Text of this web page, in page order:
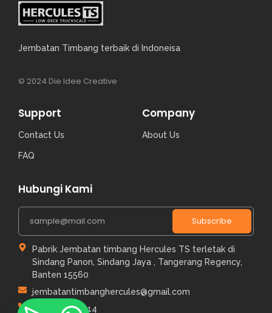
Jembatan Timbang terbaik di Indoneisa
© 2024 Die Idee Creative
Support
Contact Us
FAQ
Company
About Us
Hubungi Kami
Subscribe
Pabrik Jembatan timbang Hercules TS terletak di
Sindang Panon, Sindang Jaya , Tangerang Regency,
Banten 15560
jembatantimbanghercules@gmail.com
+6281112111414